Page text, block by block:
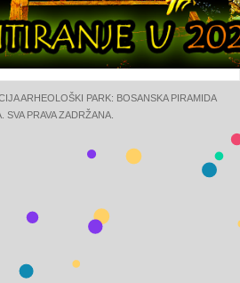
ARHEOLOŠKI PARK: BOSANSKA PIRAMIDA
SVA PRAVA ZADRŽANA.